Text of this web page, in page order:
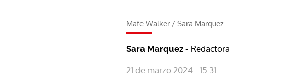
Mafe Walker/ Sara Marquez
Sara Marquez - Redactora
21 de marzo 2024 - 15:31